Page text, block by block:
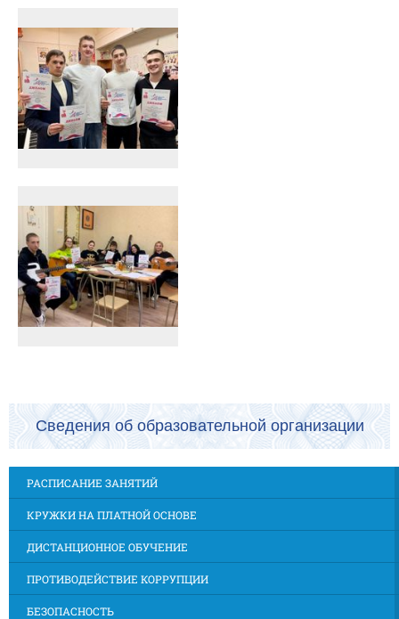
Сведения об образовательной организации
РАСПИСАНИЕ ЗАНЯТИЙ
КРУЖКИ НА ПЛАТНОЙ ОСНОВЕ
ДИСТАНЦИОННОЕ ОБУЧЕНИЕ
ПРОТИВОДЕЙСТВИЕ КОРРУПЦИИ
БЕЗОПАСНОСТЬ